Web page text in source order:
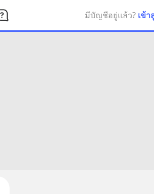
มีบัญชีอยู่แล้ว? เข้า